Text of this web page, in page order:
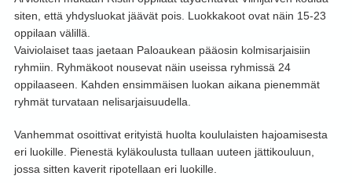
siten, että yhdysluokat jäävät pois. Luokkakoot ovat näin 15-23
oppilaan välillä.
Vaiviolaiset taas jaetaan Paloaukean pääosin kolmisarjaisiin
ryhmiin. Ryhmäkoot nousevat näin useissa ryhmissä 24
oppilaaseen. Kahden ensimmäisen luokan aikana pienemmät
ryhmät turvataan nelisarjaisuudella.
Vanhemmat osoittivat erityistä huolta koululaisten hajoamisesta
eri luokille. Pienestä kyläkoulusta tullaan uuteen jättikouluun,
jossa sitten kaverit ripotellaan eri luokille.